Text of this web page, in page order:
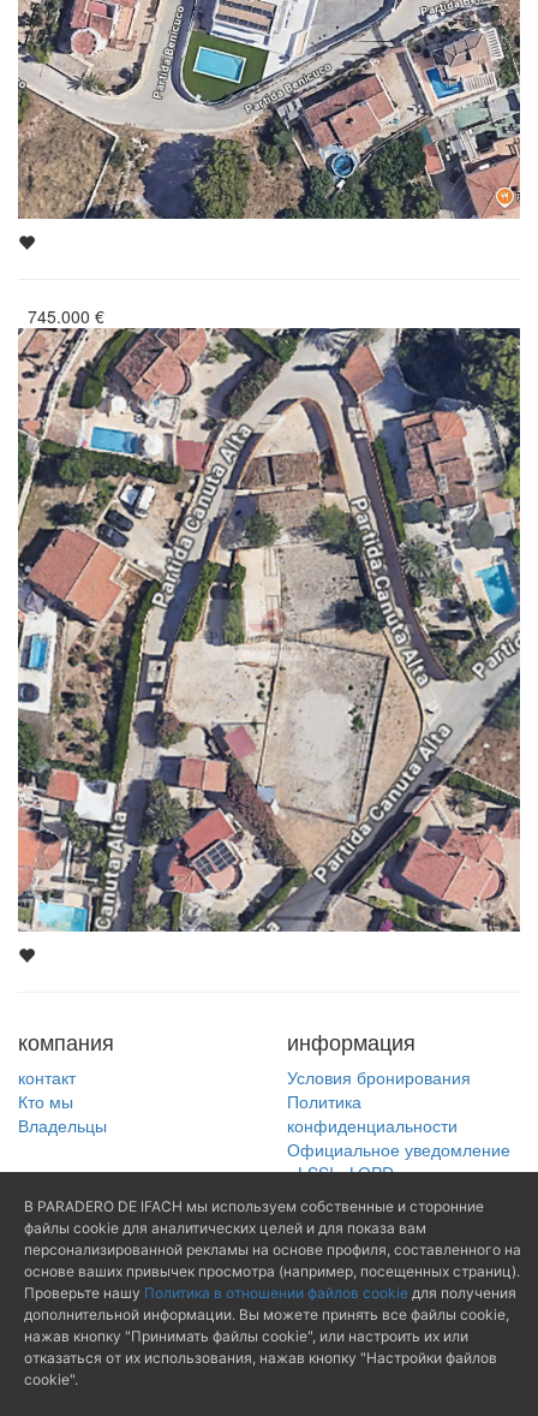
745.000 €
компания
контакт
Кто мы
Владельцы
информация
Условия бронирования
Политика
конфиденциальности
Официальное уведомление
- LSSI - LOPD
Политика в отношении
файлов cookie
Поиск
Поиск по ссылке (+34) 965 874
489
В PARADERO DE IFACH мы используем собственные и сторонние
файлы cookie для аналитических целей и для показа вам
персонализированной рекламы на основе профиля, составленного на
основе ваших привычек просмотра (например, посещенных страниц).
Проверьте нашу Политика в отношении файлов cookie для получения
дополнительной информации. Вы можете принять все файлы cookie,
нажав кнопку "Принимать файлы cookie", или настроить их или
отказаться от их использования, нажав кнопку "Настройки файлов
cookie".